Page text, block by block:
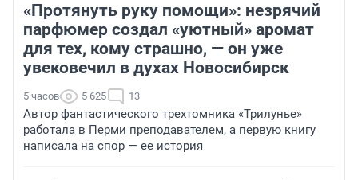
«Протянуть руку помощи»: незрячий
парфюмер создал «уютный» аромат
для тех, кому страшно, — он уже
увековечил в духах Новосибирск
5 часов 5 625 13
Автор фантастического трехтомника «Трилунье»
работала в Перми преподавателем, а первую книгу
написала на спор — ее история